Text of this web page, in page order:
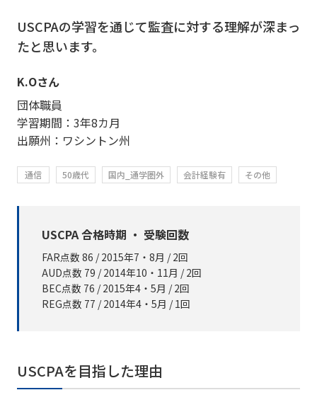
USCPAの学習を通じて監査に対する理解が深まっ
たと思います。
K.Oさん
団体職員
学習期間：3年8カ月
出願州：ワシントン州
通信 50歳代 国内_通学圏外 会計経験有 その他
USCPA 合格時期 ・ 受験回数
FAR点数 86 / 2015年7・8月 / 2回
AUD点数 79 / 2014年10・11月 / 2回
BEC点数 76 / 2015年4・5月 / 2回
REG点数 77 / 2014年4・5月 / 1回
USCPAを目指した理由